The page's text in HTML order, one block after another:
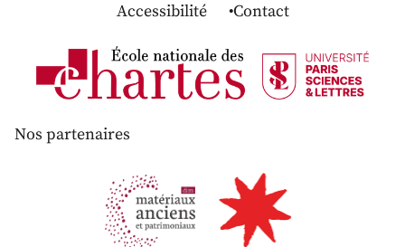
Accessibilité
Contact
Nos partenaires